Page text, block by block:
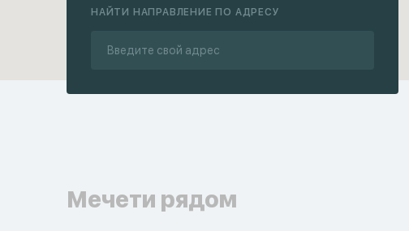
НАЙТИ НАПРАВЛЕНИЕ ПО АДРЕСУ
Мечети рядом